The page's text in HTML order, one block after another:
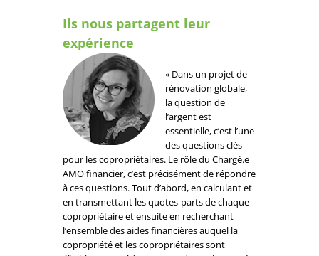
Ils nous partagent leur
expérience
« Dans un projet de
rénovation globale,
la question de
l’argent est
essentielle, c’est l’une
des questions clés
pour les copropriétaires. Le rôle du Chargé.e
AMO financier, c’est précisément de répondre
à ces questions. Tout d’abord, en calculant et
en transmettant les quotes-parts de chaque
copropriétaire et ensuite en recherchant
l’ensemble des aides financières auquel la
copropriété et les copropriétaires sont